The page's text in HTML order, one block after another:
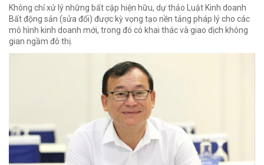
Không chỉ xử lý những bất cập hiện hữu, dự thảo Luật Kinh doanh
Bất động sản (sửa đổi) được kỳ vọng tạo nền tảng pháp lý cho các
mô hình kinh doanh mới, trong đó có khai thác và giao dịch không
gian ngầm đô thị.